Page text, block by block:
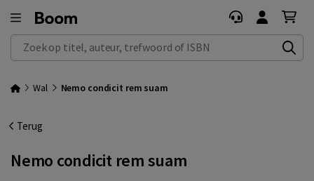
Zoek op titel, auteur, trefwoord of ISBN
Wal Nemo condicit rem suam
Terug
Nemo condicit rem suam